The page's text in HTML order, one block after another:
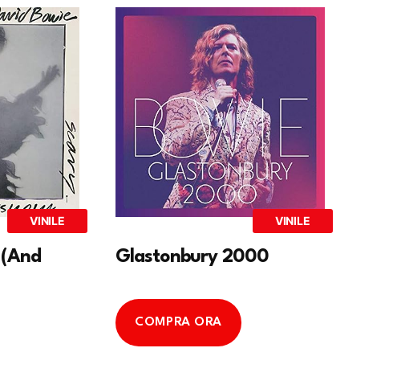
VINILE VINILE
Glastonbury 2000
COMPRA ORA